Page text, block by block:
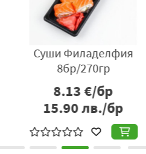
Трейдинг ЕООД, село
Суши Филаделфия
8бр/270гр
8.13€/бр
15.90лв./бр